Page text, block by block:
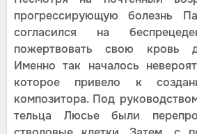
прогрессирующую болезнь
согласился на
пожертвовать свою кровь
Именно так началось
которое привело к
композитора. Под
тельца Люсье были